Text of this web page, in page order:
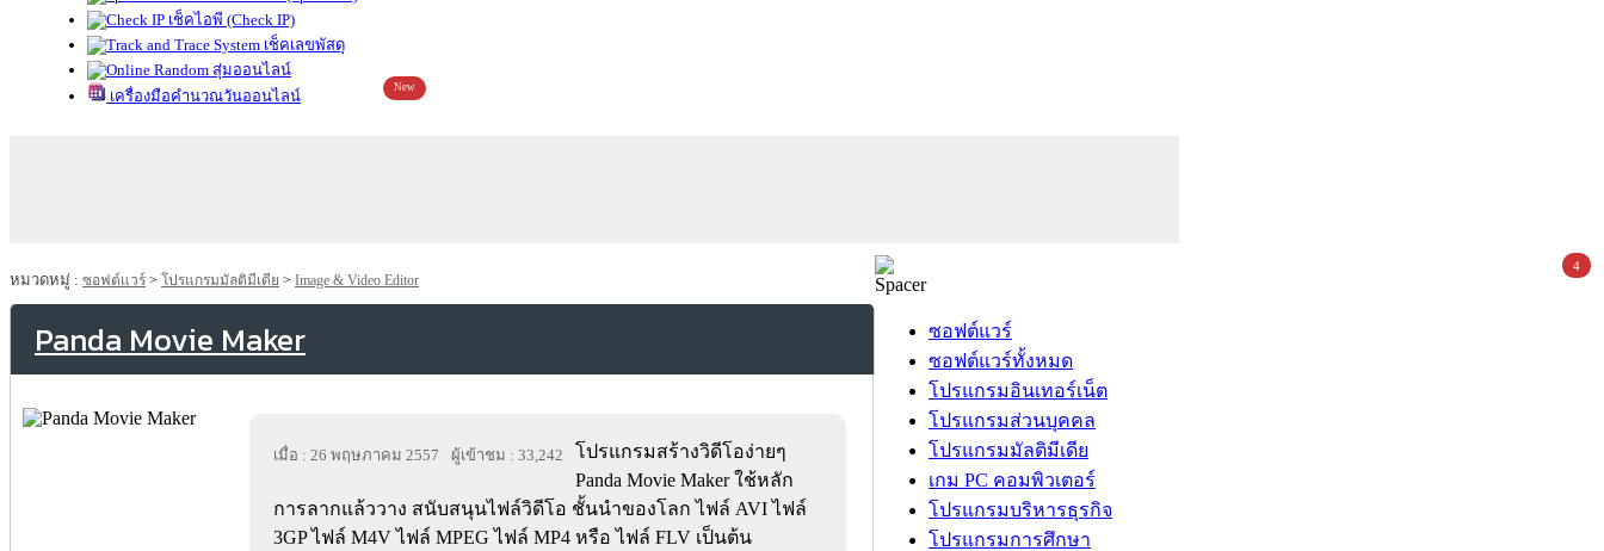
เช็คไอพี (Check IP)
เช็คเลขพัสดุ
สุ่มออนไลน์
เครื่องมือคำนวณวันออนไลน์
New
หมวดหมู่ : ซอฟต์แวร์ > โปรแกรมมัลติมีเดีย > Image & Video Editor
Panda Movie Maker
เมื่อ : 26 พฤษภาคม 2557 ผู้เข้าชม : 33,242
โปรแกรมสร้างวิดีโอง่ายๆ
Panda Movie Maker ใช้หลัก
การลากแล้ววาง สนับสนุนไฟล์วิดีโอ ชั้นนำของโลก ไฟล์ AVI ไฟล์
3GP ไฟล์ M4V ไฟล์ MPEG ไฟล์ MP4 หรือ ไฟล์ FLV เป็นต้น
ซอฟต์แวร์
ซอฟต์แวร์ทั้งหมด
โปรแกรมอินเทอร์เน็ต
โปรแกรมส่วนบุคคล
โปรแกรมมัลติมีเดีย
เกม PC คอมพิวเตอร์
โปรแกรมบริหารธุรกิจ
โปรแกรมการศึกษา
4